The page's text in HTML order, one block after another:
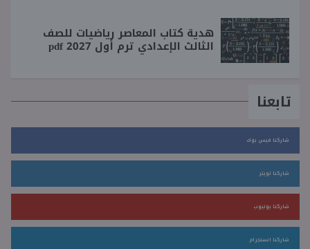
هدية كتاب المعاصر رياضيات للصف
الثالث الإعدادي ترم أول 2027 pdf
تابعنا
شاركنا فيس بوك
شاركنا تويتر
شاركنا يوتيوب
شاركنا انستجرام